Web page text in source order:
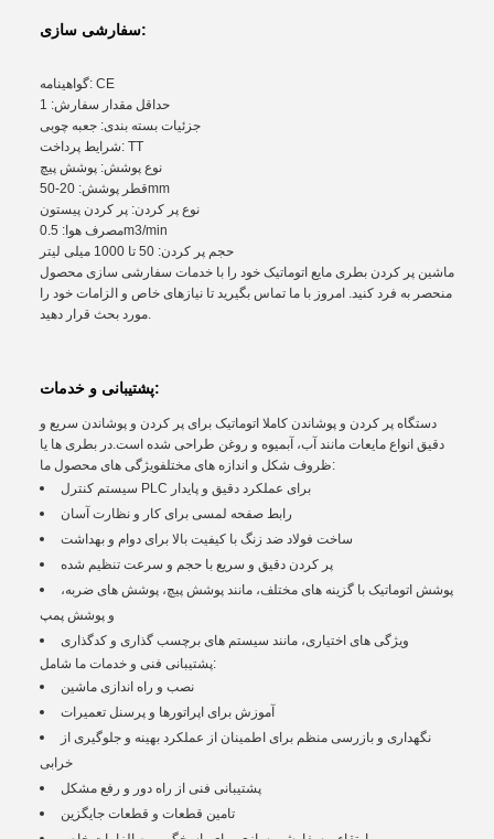
سفارشی سازی:
گواهینامه: CE
حداقل مقدار سفارش: 1
جزئیات بسته بندی: جعبه چوبی
شرایط پرداخت: TT
نوع پوشش: پوشش پیچ
قطر پوشش: 20-50mm
نوع پر کردن: پر کردن پیستون
مصرف هوا: 0.5m3/min
حجم پر کردن: 50 تا 1000 میلی لیتر
ماشین پر کردن بطری مایع اتوماتیک خود را با خدمات سفارشی سازی محصول
منحصر به فرد کنید. امروز با ما تماس بگیرید تا نیازهای خاص و الزامات خود را
مورد بحث قرار دهید.
پشتیبانی و خدمات:
دستگاه پر کردن و پوشاندن کاملا اتوماتیک برای پر کردن و پوشاندن سریع و
دقیق انواع مایعات مانند آب، آبمیوه و روغن طراحی شده است.در بطری ها یا
ظروف شکل و اندازه های مختلفویژگی های محصول ما:
سیستم کنترل PLC برای عملکرد دقیق و پایدار
رابط صفحه لمسی برای کار و نظارت آسان
ساخت فولاد ضد زنگ با کیفیت بالا برای دوام و بهداشت
پر کردن دقیق و سریع با حجم و سرعت تنظیم شده
پوشش اتوماتیک با گزینه های مختلف، مانند پوشش پیچ، پوشش های ضربه،
و پوشش پمپ
ویژگی های اختیاری، مانند سیستم های برچسب گذاری و کدگذاری
پشتیبانی فنی و خدمات ما شامل:
نصب و راه اندازی ماشین
آموزش برای اپراتورها و پرسنل تعمیرات
نگهداری و بازرسی منظم برای اطمینان از عملکرد بهینه و جلوگیری از
خرابی
پشتیبانی فنی از راه دور و رفع مشکل
تامین قطعات و قطعات جایگزین